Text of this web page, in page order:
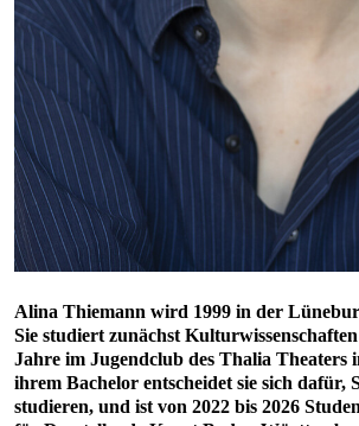
Alina Thiemann wird 1999 in der
Sie studiert zunächst
Jahre im Jugendclub des Thalia Theaters
ihrem Bachelor entscheidet sie sich dafür,
studieren, und ist von 2022 bis 2026